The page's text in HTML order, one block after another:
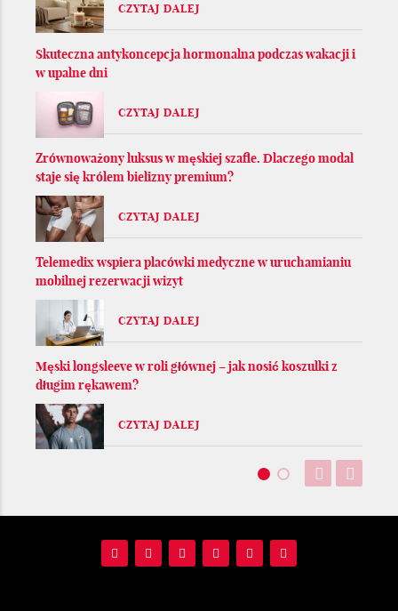
CZYTAJ DALEJ
Skuteczna antykoncepcja hormonalna podczas wakacji i
w upalne dni
CZYTAJ DALEJ
Zrównoważony luksus w męskiej szafie. Dlaczego modal
staje się królem bielizny premium?
CZYTAJ DALEJ
Telemedix wspiera placówki medyczne w uruchamianiu
mobilnej rezerwacji wizyt
CZYTAJ DALEJ
Męski longsleeve w roli głównej – jak nosić koszulki z
długim rękawem?
CZYTAJ DALEJ